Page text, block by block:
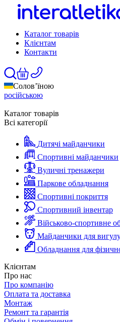
Каталог товарів
Клієнтам
Контакти
Солов’їною
російською
Каталог товарів
Всі категорії
Дитячі майданчики
Спортивні майданчики
Вуличні тренажери
Паркове обладнання
Спортивні покриття
Спортивний інвентар
Військово-спортивне
Майданчики для
Обладнання для
Клієнтам
Про нас
Про компанію
Оплата та доставка
Монтаж
Ремонт та гарантія